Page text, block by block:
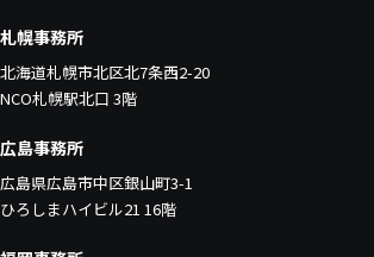
札幌事務所
北海道札幌市北区北7条西2-20
NCO札幌駅北口 3階
広島事務所
広島県広島市中区銀山町3-1
ひろしまハイビル21 16階